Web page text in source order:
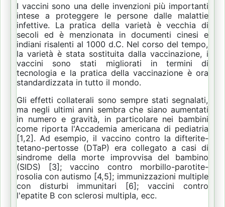
I vaccini sono una delle invenzioni più importanti
intese a proteggere le persone dalle malattie
infettive. La pratica della varietà è vecchia di
secoli ed è menzionata in documenti cinesi e
indiani risalenti al 1000 d.C. Nel corso del tempo,
la varietà è stata sostituita dalla vaccinazione, i
vaccini sono stati migliorati in termini di
tecnologia e la pratica della vaccinazione è ora
standardizzata in tutto il mondo.
Gli effetti collaterali sono sempre stati segnalati,
ma negli ultimi anni sembra che siano aumentati
in numero e gravità, in particolare nei bambini
come riporta l'Accademia americana di pediatria
[1,2]. Ad esempio, il vaccino contro la difterite-
tetano-pertosse (DTaP) era collegato a casi di
sindrome della morte improvvisa del bambino
(SIDS) [3]; vaccino contro morbillo-parotite-
rosolia con autismo [4,5]; immunizzazioni multiple
con disturbi immunitari [6];vaccini contro
l'epatite B con sclerosi multipla, ecc.